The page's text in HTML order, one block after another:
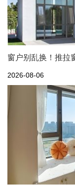
窗户别乱换！推拉
2026-08-06